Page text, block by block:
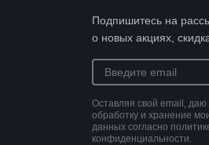
Подпишитесь на
о новых акциях,
Оставляя свой email, даю
обработку и хранение
данных согласно
конфиденциальности.